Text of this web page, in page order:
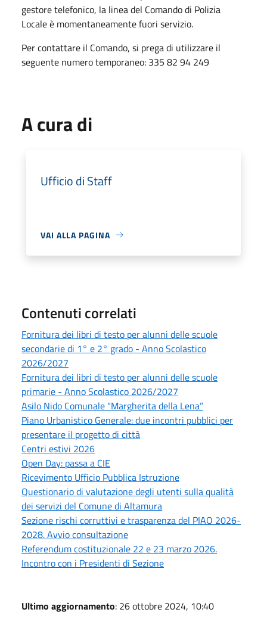
gestore telefonico, la linea del Comando di Polizia
Locale è momentaneamente fuori servizio.
Per contattare il Comando, si prega di utilizzare il
seguente numero temporaneo: 335 82 94 249
A cura di
Ufficio di Staff
VAI ALLA PAGINA
Contenuti correlati
Fornitura dei libri di testo per alunni delle scuole
secondarie di 1° e 2° grado - Anno Scolastico
2026/2027
Fornitura dei libri di testo per alunni delle scuole
primarie - Anno Scolastico 2026/2027
Asilo Nido Comunale “Margherita della Lena”
Piano Urbanistico Generale: due incontri pubblici per
presentare il progetto di città
Centri estivi 2026
Open Day: passa a CIE
Ricevimento Ufficio Pubblica Istruzione
Questionario di valutazione degli utenti sulla qualità
dei servizi del Comune di Altamura
Sezione rischi corruttivi e trasparenza del PIAO 2026-
2028. Avvio consultazione
Referendum costituzionale 22 e 23 marzo 2026.
Incontro con i Presidenti di Sezione
Ultimo aggiornamento: 26 ottobre 2024, 10:40